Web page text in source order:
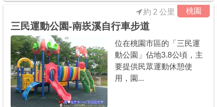
桃園
約 2 公里
三民運動公園-南崁溪自行車步道
位在桃園市區的「三民運
動公園」佔地3.8公頃，主
要提供民眾運動休憩使
用，園...